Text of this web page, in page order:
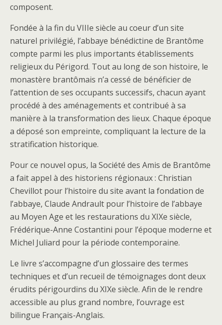
composent.
Fondée à la fin du VIIIe siècle au coeur d’un site
naturel privilégié, l’abbaye bénédictine de Brantôme
compte parmi les plus importants établissements
religieux du Périgord. Tout au long de son histoire, le
monastère brantômais n’a cessé de bénéficier de
l’attention de ses occupants successifs, chacun ayant
procédé à des aménagements et contribué à sa
manière à la transformation des lieux. Chaque époque
a déposé son empreinte, compliquant la lecture de la
stratification historique.
Pour ce nouvel opus, la Société des Amis de Brantôme
a fait appel à des historiens régionaux : Christian
Chevillot pour l’histoire du site avant la fondation de
l’abbaye, Claude Andrault pour l’histoire de l’abbaye
au Moyen Age et les restaurations du XIXe siècle,
Frédérique-Anne Costantini pour l’époque moderne et
Michel Juliard pour la période contemporaine.
Le livre s’accompagne d’un glossaire des termes
techniques et d’un recueil de témoignages dont deux
érudits périgourdins du XIXe siècle. Afin de le rendre
accessible au plus grand nombre, l’ouvrage est
bilingue Français-Anglais.